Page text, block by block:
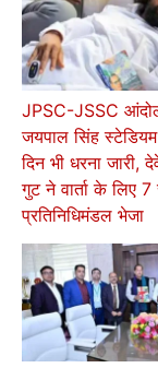
JPSC-JSSC
जयपाल सिंह
दिन भी धरना जारी,
गुट ने वार्ता के लिए
प्रतिनिधिमंडल भेजा